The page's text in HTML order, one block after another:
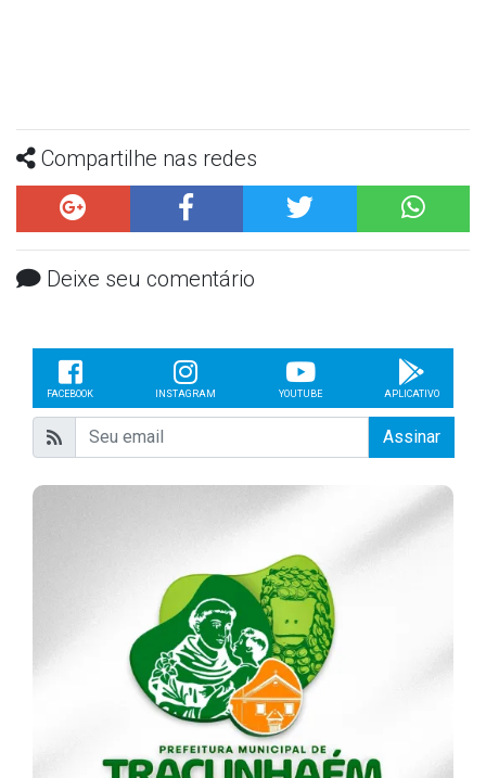
Compartilhe nas redes
Deixe seu comentário
FACEBOOK INSTAGRAM YOUTUBE APLICATIVO
Assinar